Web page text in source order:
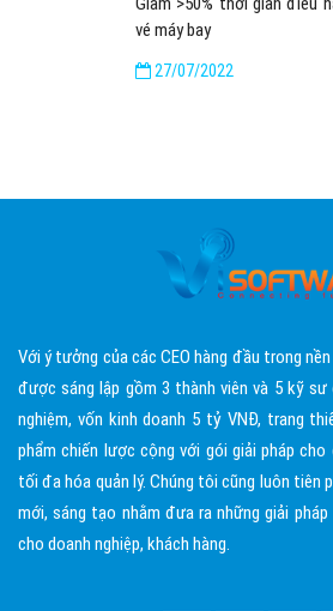
vé máy bay
27/07/2022
Với ý tưởng của các CEO hàng đầu trong
được sáng lập gồm 3 thành viên và 5 kỹ sư
nghiệm, vốn kinh doanh 5 tỷ VNĐ, trang
phẩm chiến lược cộng với gói giải pháp
tối đa hóa quản lý. Chúng tôi cũng luôn tiên
mới, sáng tạo nhằm đưa ra những giải
cho doanh nghiệp, khách hàng.